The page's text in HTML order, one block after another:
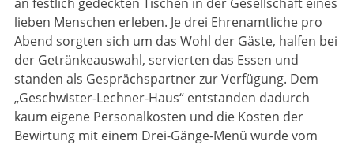
an festlich gedeckten Tischen in der Gesell­schaft eines
lieben Menschen erleben. Je drei Ehrenamtliche pro
Abend sorgten sich um das Wohl der Gäste, halfen bei
der Getränkeauswahl, servierten das Essen und
standen als Gesprächs­partner zur V­erfügung. Dem
„Geschwister-Lechner-Haus“ entstanden dadurch
kaum eigene Personal­kosten und die Kosten der
Bewirtung mit einem Drei-Gänge-Menü wurde vom